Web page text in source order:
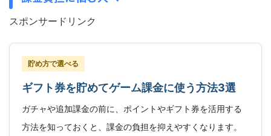
スポンサードリンク
貯め方で選べる
ギフト券を貯めてゲーム課金に使う方法3選
ガチャや追加課金の前に、ポイントやギフト券を活用する
方法を知っておくと、課金の負担を抑えやすくなります。